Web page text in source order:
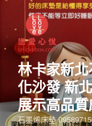
林卡家新
化沙發 新
展示高品
石墨烯床墊